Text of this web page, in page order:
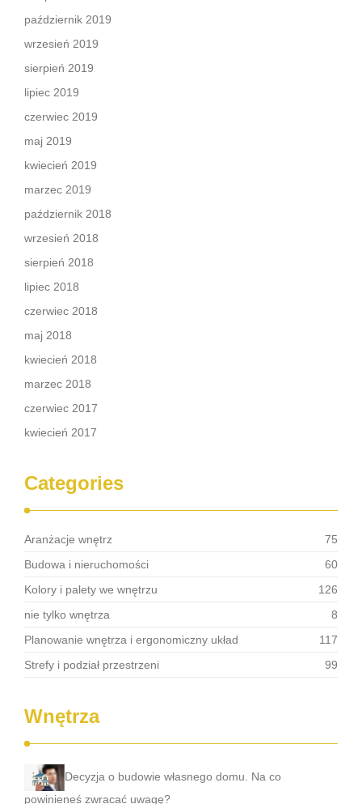
październik 2019
wrzesień 2019
sierpień 2019
lipiec 2019
czerwiec 2019
maj 2019
kwiecień 2019
marzec 2019
październik 2018
wrzesień 2018
sierpień 2018
lipiec 2018
czerwiec 2018
maj 2018
kwiecień 2018
marzec 2018
czerwiec 2017
kwiecień 2017
Categories
Aranżacje wnętrz
75
Budowa i nieruchomości
60
Kolory i palety we wnętrzu
126
nie tylko wnętrza
8
Planowanie wnętrza i ergonomiczny układ
117
Strefy i podział przestrzeni
99
Wnętrza
Decyzja o budowie własnego domu. Na co
powinieneś zwracać uwagę?